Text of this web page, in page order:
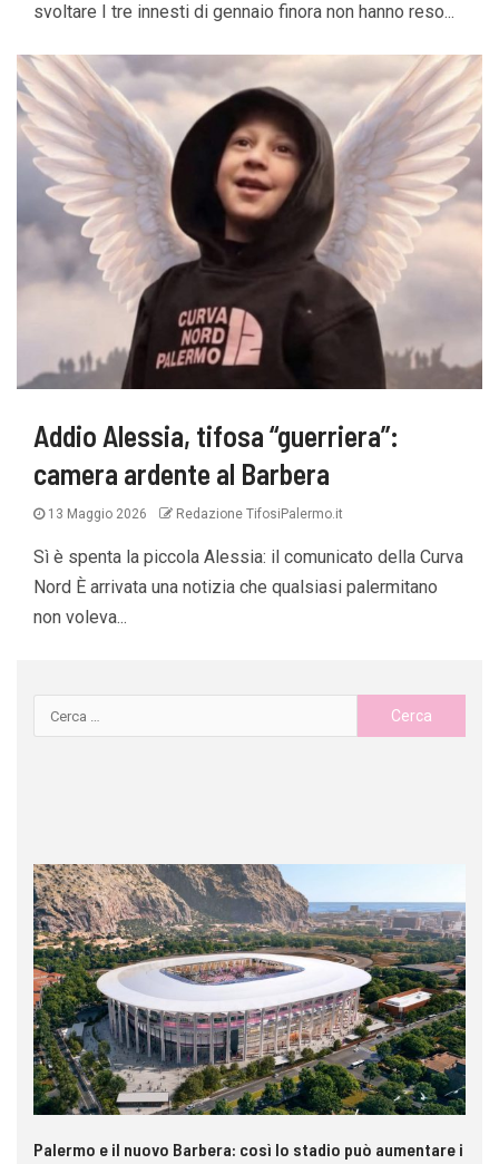
svoltare I tre innesti di gennaio finora non hanno reso...
Addio Alessia, tifosa “guerriera”:
camera ardente al Barbera
13 Maggio 2026 Redazione TifosiPalermo.it
Sì è spenta la piccola Alessia: il comunicato della Curva
Nord È arrivata una notizia che qualsiasi palermitano
non voleva...
Palermo e il nuovo Barbera: così lo stadio può aumentare i